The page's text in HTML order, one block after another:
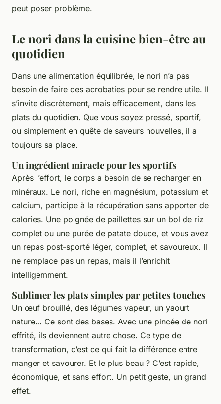
peut poser problème.
Le nori dans la cuisine bien-être au
quotidien
Dans une alimentation équilibrée, le nori n’a pas
besoin de faire des acrobaties pour se rendre utile. Il
s’invite discrètement, mais efficacement, dans les
plats du quotidien. Que vous soyez pressé, sportif,
ou simplement en quête de saveurs nouvelles, il a
toujours sa place.
Un ingrédient miracle pour les sportifs
Après l’effort, le corps a besoin de se recharger en
minéraux. Le nori, riche en magnésium, potassium et
calcium, participe à la récupération sans apporter de
calories. Une poignée de paillettes sur un bol de riz
complet ou une purée de patate douce, et vous avez
un repas post-sporté léger, complet, et savoureux. Il
ne remplace pas un repas, mais il l’enrichit
intelligemment.
Sublimer les plats simples par petites touches
Un œuf brouillé, des légumes vapeur, un yaourt
nature… Ce sont des bases. Avec une pincée de nori
effrité, ils deviennent autre chose. Ce type de
transformation, c’est ce qui fait la différence entre
manger et savourer. Et le plus beau ? C’est rapide,
économique, et sans effort. Un petit geste, un grand
effet.